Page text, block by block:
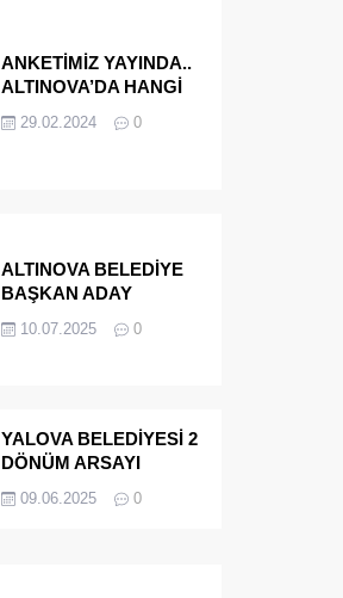
ANKETİMİZ YAYINDA..
ALTINOVA’DA HANGİ
BAŞKANI OLARAK
29.02.2024 0
ALTINOVA BELEDİYE
BAŞKAN ADAY
MÜEBBET ALDI FİRAR
10.07.2025 0
YALOVA BELEDİYESİ 2
DÖNÜM ARSAYI
09.06.2025 0